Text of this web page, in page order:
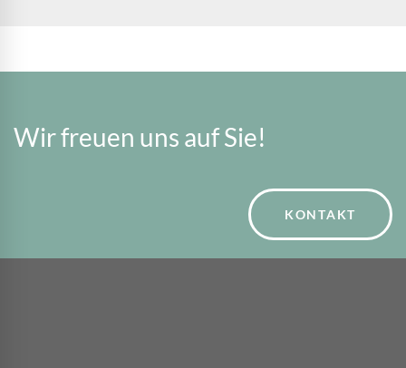
Wir freuen uns auf Sie!
KONTAKT